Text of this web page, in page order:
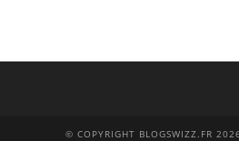
© COPYRIGHT BLOGSWIZZ.FR